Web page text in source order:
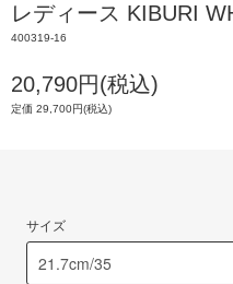
レディース KIBURI
400319-16
20,790円(税込)
定価 29,700円(税込)
サイズ